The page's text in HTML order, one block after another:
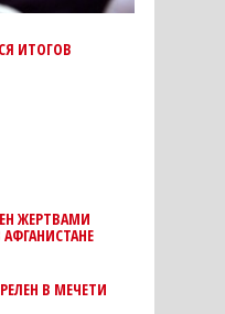
ИТОГОВ
ЖЕРТВАМИ
В МЕЧЕТИ